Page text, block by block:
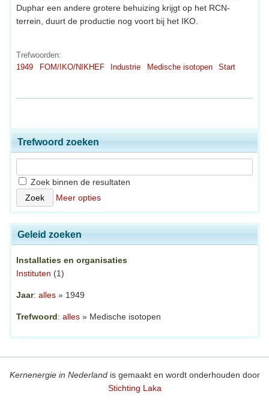
Duphar een andere grotere behuizing krijgt op het RCN-
terrein, duurt de productie nog voort bij het IKO.
Trefwoorden:
1949
FOM/IKO/NIKHEF Industrie Medische isotopen Start
Trefwoord zoeken
Zoek binnen de resultaten
Meer opties
Geleid zoeken
Installaties en organisaties
Instituten (1)
Jaar: alles » 1949
Trefwoord: alles » Medische isotopen
Kernenergie in Nederlandis gemaakt en wordt onderhouden door
Stichting Laka